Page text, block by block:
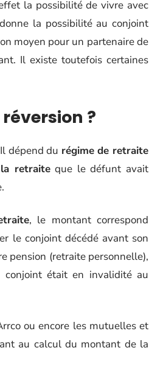
la possibilité de vivre avec
la possibilité au conjoint
moyen pour un partenaire de
Il existe toutefois certaines
?
dépend du régime de retraite
retraiteque le défunt avait
, le montant correspond
le conjoint décédé avant son
pension (retraite personnelle),
conjoint était en invalidité au
ou encore les mutuelles et
au calcul du montant de la